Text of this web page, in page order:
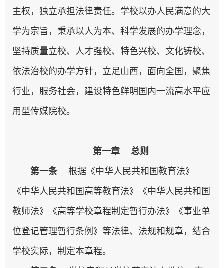
主权，独立承担法律责任。学校以办人民满意的大
学为宗旨，秉承以人为本、科学发展的办学理念，
坚持质量立校、人才强校、特色兴校、文化铸校、
依法治校的办学方针，立足山西，面向全国，聚焦
行业，服务社会，建设特色鲜明国内一流高水平应
用型传媒院校。
第一章 总则
第一条 根据《中华人民共和国教育法》
《中华人民共和国高等教育法》《中华人民共和国
教师法》《高等学校章程制定暂行办法》《事业单
位登记管理暂行条例》等法律、法规和规章，结合
学校实际，制定本章程。